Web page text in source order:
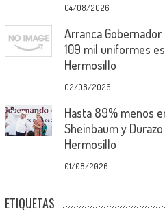
04/08/2026
Arranca
109 mil uniformes
Hermosillo
02/08/2026
Hasta 89% menos
Sheinbaum y
Hermosillo
01/08/2026
ETIQUETAS